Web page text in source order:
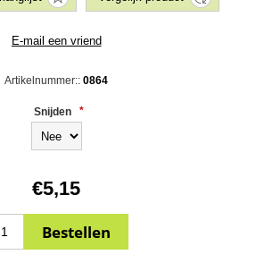
Artikelnummer:: 0864
Snijden *
€5,15